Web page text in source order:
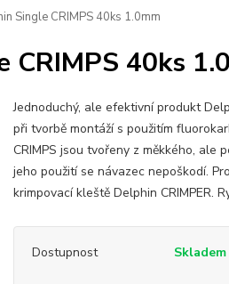
Single CRIMPS 40ks 1.0mm
40ks
Jednoduchý, ale efektivní produkt
při tvorbě montáží s použitím
CRIMPS jsou tvořeny z měkkého, ale
jeho použití se návazec nepoškodí.
krimpovací kleště Delphin CRIMPER.
Dostupnost